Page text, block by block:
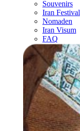
Souvenirs
Iran Festival
Nomaden
Iran Visum
FAQ